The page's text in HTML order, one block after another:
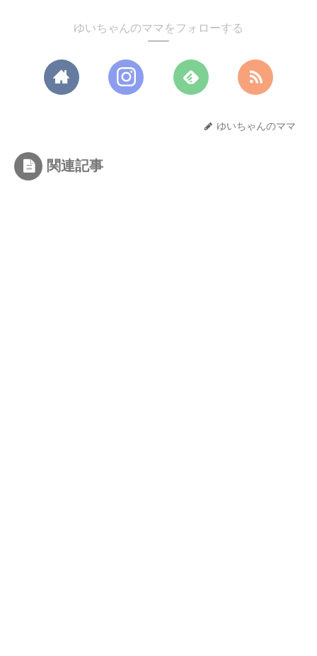
ゆいちゃんのママをフォローする
ゆいちゃんのママ
関連記事